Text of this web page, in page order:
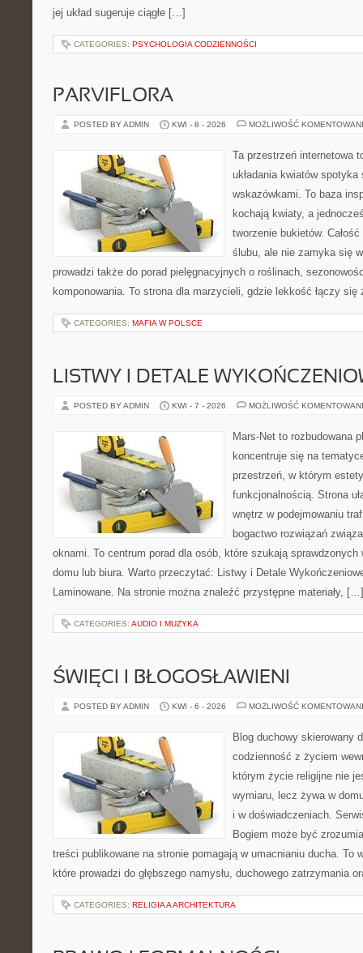
jej układ sugeruje ciągłe […]
CATEGORIES: PSYCHOLOGIA CODZIENNOŚCI
PARVIFLORA
POSTED BY ADMIN KWI - 8 - 2026 MOŻLIWOŚĆ
Ta przestrzeń internetowa
układania kwiatów
wskazówkami. To baza
kochają kwiaty, a
tworzenie bukietów.
ślubu, ale nie zamyka się
prowadzi także do porad pielęgnacyjnych o roślinach,
komponowania. To strona dla marzycieli, gdzie lekkość łączy
CATEGORIES: MAFIA W POLSCE
LISTWY I DETALE
POSTED BY ADMIN KWI - 7 - 2026 MOŻLIWOŚĆ
Mars-Net to rozbudowana
koncentruje się na
przestrzeń, w którym
funkcjonalnością. Strona
wnętrz w podejmowaniu
bogactwo rozwiązań
oknami. To centrum porad dla osób, które szukają
domu lub biura. Warto przeczytać: Listwy i Detale
Laminowane. Na stronie można znaleźć przystępne materiały, […]
CATEGORIES: AUDIO I MUZYKA
ŚWIĘCI I BŁOGOSŁAWIENI
POSTED BY ADMIN KWI - 6 - 2026 MOŻLIWOŚĆ
Blog duchowy skierowany
codzienność z życiem
którym życie religijne nie
wymiaru, lecz żywa w
i w doświadczeniach.
Bogiem może być
treści publikowane na stronie pomagają w umacnianiu ducha. To
które prowadzi do głębszego namysłu, duchowego zatrzymania
CATEGORIES: RELIGIA A ARCHITEKTURA